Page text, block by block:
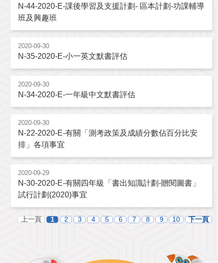
N-44-2020-E-課後學習及支援計劃- 區本計劃-功課輔導
班及興趣班
2020-09-30
N-35-2020-E-小一英文默書評估
2020-09-30
N-34-2020-E-一年級中文默書評估
2020-09-30
N-22-2020-E-有關「測考政策及成績分數佔百分比安
排」各項事宜
2020-09-29
N-30-2020-E-有關四年級「書出知識計劃-贈閱圖書」
試行計劃(2020)事宜
上一頁 1 2 3 4 5 6 7 8 9 10 下一頁